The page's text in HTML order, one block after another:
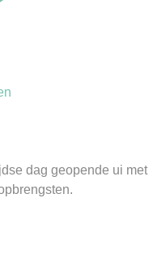
dag geopende ui met